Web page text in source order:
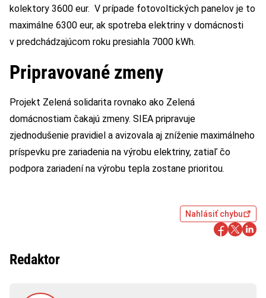
kolektory 3600 eur. V prípade fotovoltických panelov je to
maximálne 6300 eur, ak spotreba elektriny v domácnosti
v predchádzajúcom roku presiahla 7000 kWh.
Pripravované zmeny
Projekt Zelená solidarita rovnako ako Zelená
domácnostiam čakajú zmeny. SIEA pripravuje
zjednodušenie pravidiel a avizovala aj zníženie maximálneho
príspevku pre zariadenia na výrobu elektriny, zatiaľ čo
podpora zariadení na výrobu tepla zostane prioritou.
Nahlásiť chybu
Redaktor